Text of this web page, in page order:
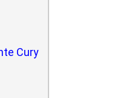
Cury